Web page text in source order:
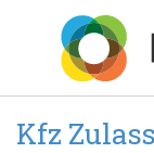
Inhalt
springen
Kfz